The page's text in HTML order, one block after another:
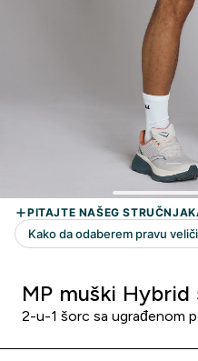
MP muški Hybrid
2-u-1 šorc sa ugrađenom